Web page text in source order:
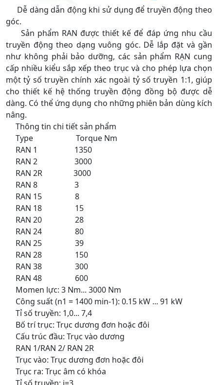
Dễ dàng dẫn động khi sử dụng để truyền động theo
góc.
Sản phẩm RAN được thiết kế để đáp ứng nhu cầu
truyền động theo dạng vuông góc. Dễ lắp đặt và gần
như không phải bảo dưỡng, các sản phẩm RẠN cung
cấp nhiều kiểu sắp xếp theo trục và cho phép lựa chọn
một tỷ số truyền chính xác ngoài tỷ số truyền 1:1, giúp
cho thiết kế hệ thống truyền động đồng bộ được dễ
dàng. Có thể ứng dụng cho những phiên bản dùng kích
nâng.
Thông tin chi tiết sản phẩm
Type Torque Nm
RAN 1 1350
RAN 2 3000
RAN 2R 3000
RAN 8 3
RAN 15 8
RAN 18 15
RAN 20 28
RAN 24 80
RAN 25 39
RAN 28 150
RAN 38 300
RAN 48 600
Momen lực: 3 Nm... 3000 Nm
Công suất (n1 = 1400 min-1): 0.15 kW ... 91 kW
Tỉ số truyền: 1,0... 7,4
Bố trí trục: Trục dương đơn hoặc đôi
Cấu trúc đầu: Trục vào dương
RAN 1/RAN 2/ RAN 2R
Trục vào: Trục dương đơn hoặc đôi
Trục ra: Trục âm có khóa